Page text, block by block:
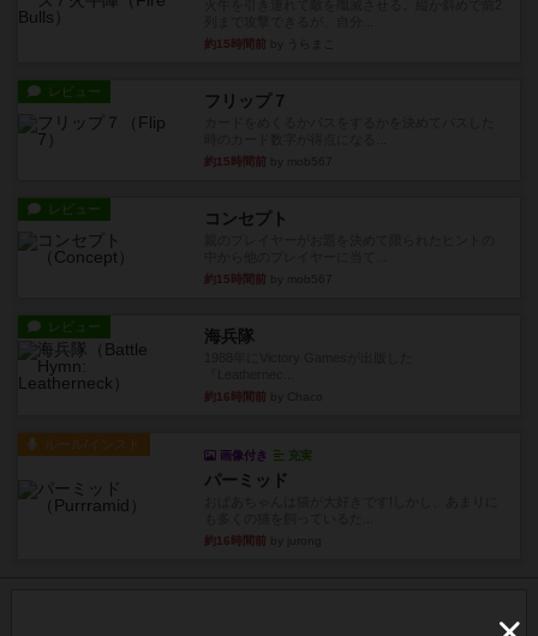
約15時間前
レビュー フリップ７
約15時間前
レビュー コンセプト
約15時間前
レビュー 海兵隊
約16時間前
ルール/インスト
画像付き 充実
パーミッド
約16時間前